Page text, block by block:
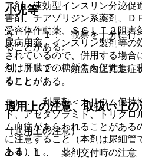
小児等
９．７．１． 観察を十分に行
ることがある。
９．７．２． 頭蓋内圧亢進症
ることがある。
適用上の注意、取扱い上の
（適用上の注意）
１４．１． 薬剤交付時の注意
ア剤、速効型インスリン分泌促
害剤、チアゾリジン系薬剤、Ｄ
受容体作動薬、ＳＧＬＴ２阻害
尿病用薬、インスリン製剤等の
されているので、併用する場合
剤は肝臓での糖新生を促進し、
る）］。
５）． 利尿剤＜カリウム保持
ド、アセタゾラミド、トリクロ
ム血症があらわれることがある
に注意すること（本剤は尿細管
ある）］。